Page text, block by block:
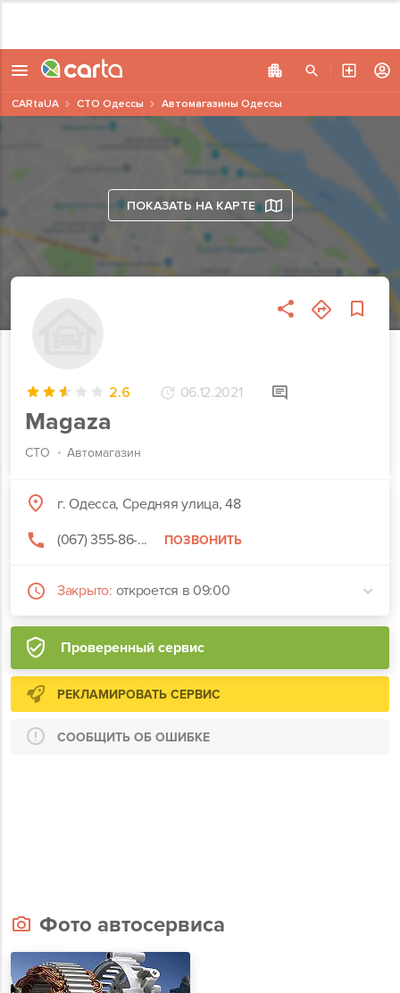
ПОКАЗАТЬ НА КАРТЕ
2.6 06.12.2021
Magaza
СТО Автомагазин
Проверенный сервис
г. Одесса, Средняя улица, 48
(067) 355-86-...
ПОЗВОНИТЬ
Закрыто: откроется в 09:00
РЕКЛАМИРОВАТЬ СЕРВИС
СООБЩИТЬ ОБ ОШИБКЕ
CARtaUA СТО Одессы Автомагазины Одессы
Фото автосервиса